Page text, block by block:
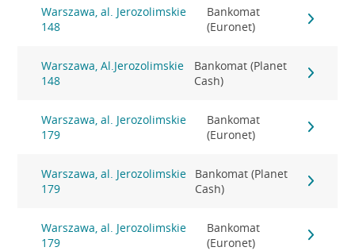
Warszawa, al. Jerozolimskie
148
Bankomat
(Euronet)
Warszawa, Al.Jerozolimskie
148
Bankomat (Planet
Cash)
Warszawa, al. Jerozolimskie
179
Bankomat
(Euronet)
Warszawa, al. Jerozolimskie
179
Bankomat (Planet
Cash)
Warszawa, al. Jerozolimskie
179
Bankomat
(Euronet)